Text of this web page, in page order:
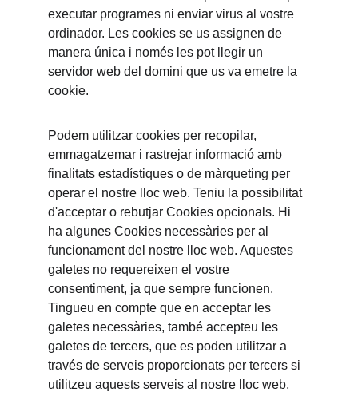
executar programes ni enviar virus al vostre
ordinador. Les cookies se us assignen de
manera única i només les pot llegir un
servidor web del domini que us va emetre la
cookie.
Podem utilitzar cookies per recopilar,
emmagatzemar i rastrejar informació amb
finalitats estadístiques o de màrqueting per
operar el nostre lloc web. Teniu la possibilitat
d'acceptar o rebutjar Cookies opcionals. Hi
ha algunes Cookies necessàries per al
funcionament del nostre lloc web. Aquestes
galetes no requereixen el vostre
consentiment, ja que sempre funcionen.
Tingueu en compte que en acceptar les
galetes necessàries, també accepteu les
galetes de tercers, que es poden utilitzar a
través de serveis proporcionats per tercers si
utilitzeu aquests serveis al nostre lloc web,